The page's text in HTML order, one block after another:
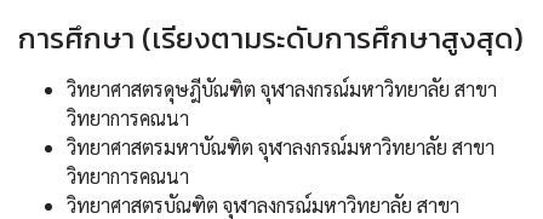
การศึกษา (เรียงตามระดับการศึกษาสูงสุด)
วิทยาศาสตรดุษฎีบัณฑิต จุฬาลงกรณ์มหาวิทยาลัย สาขา
วิทยาการคณนา
วิทยาศาสตรมหาบัณฑิต จุฬาลงกรณ์มหาวิทยาลัย สาขา
วิทยาการคณนา
วิทยาศาสตรบัณฑิต จุฬาลงกรณ์มหาวิทยาลัย สาขา